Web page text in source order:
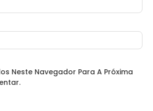
Neste Navegador Para A Próxima